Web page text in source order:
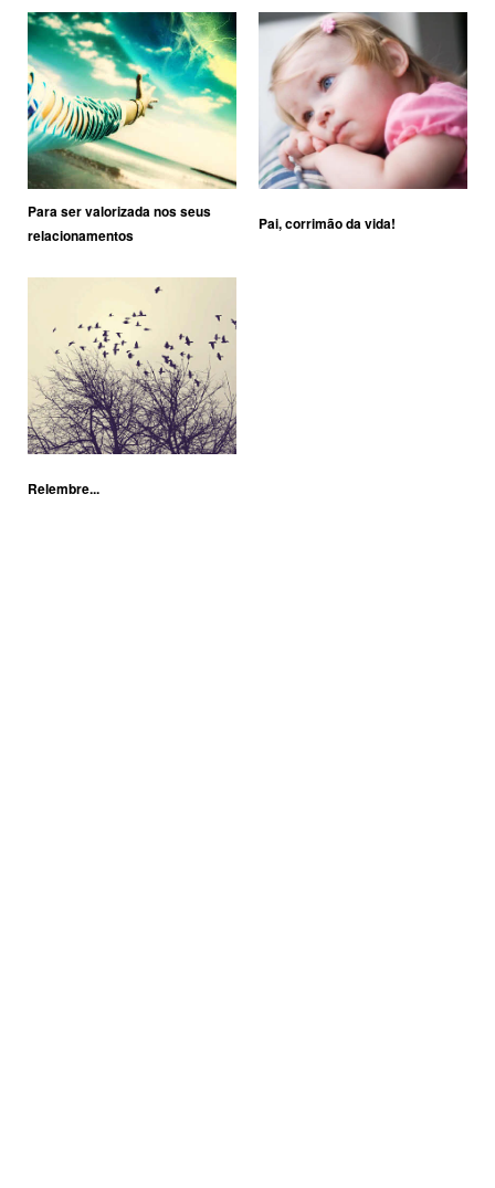
Para ser valorizada nos seus
relacionamentos
Pai, corrimão da vida!
Relembre...